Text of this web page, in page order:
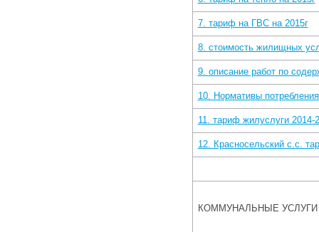
7. тариф на ГВС на 2015г
8. стоимость жилищных
9. описание работ по
10. Нормативы
11. тариф жилуслуги 2014-
12. Красносельский с.с.
КОММУНАЛЬНЫЕ УСЛУГИ